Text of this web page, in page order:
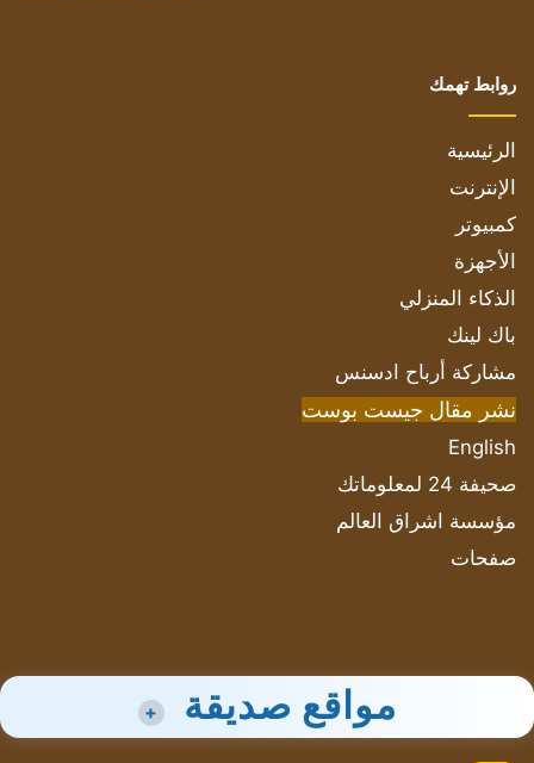
روابط تهمك
الرئيسية
الإنترنت
كمبيوتر
الأجهزة
الذكاء المنزلي
باك لينك
مشاركة أرباح ادسنس
نشر مقال جيست بوست
English
صحيفة 24 لمعلوماتك
مؤسسة اشراق العالم
صفحات
مواقع صديقة +